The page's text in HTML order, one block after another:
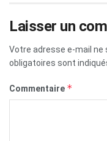
Laisser un
Votre adresse e-mail ne
obligatoires sont
Commentaire *